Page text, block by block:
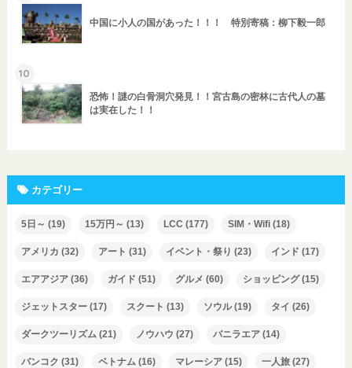
中国に小人の国があった！！！ 特別寄稿：柳下毅一郎
10
恐怖！謎の白骨洞穴発見！！宮古島の密林に古代人の墓
は実在した！！
カテゴリー
5日～ (19) 15万円～ (13) LCC (177) SIM・Wifi(18)
アメリカ (32) アート (31) イベント・祭り (23) インド (17)
エアアジア(36) ガイド (51) グルメ (60) ショッピング(15)
ジェットスター(17) スクート (13) ソウル(19) タイ (26)
ダークツーリズム (21) ノウハウ (27) バニラエア(14)
バンコク (31) ベトナム (16) マレーシア(15) 一人旅(27)